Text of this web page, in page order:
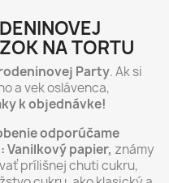
NA TORTU
Party. Ak si
a vek oslávenca,
k objednávke!
odporúčame
papier, známy
prílišnej chuti cukru,